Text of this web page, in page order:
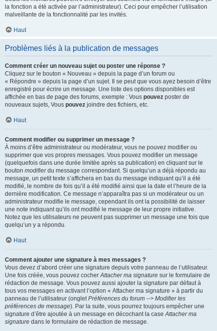
la fonction a été activée par l’administrateur). Ceci pour empêcher l’utilisation
malveillante de la fonctionnalité par les invités.
Haut
Problèmes liés à la publication de messages
Comment créer un nouveau sujet ou poster une réponse ?
Cliquez sur le bouton « Nouveau » depuis la page d’un forum ou
« Répondre » depuis la page d’un sujet. Il se peut que vous ayez besoin d’être
enregistré pour écrire un message. Une liste des options disponibles est
affichée en bas de page des forums, exemple : Vous pouvez poster de
nouveaux sujets, Vous pouvez joindre des fichiers, etc.
Haut
Comment modifier ou supprimer un message ?
À moins d’être administrateur ou modérateur, vous ne pouvez modifier ou
supprimer que vos propres messages. Vous pouvez modifier un message
(quelquefois dans une durée limitée après sa publication) en cliquant sur le
bouton modifierdu message correspondant. Si quelqu’un a déjà répondu au
message, un petit texte s’affichera en bas du message indiquant qu’il a été
modifié, le nombre de fois qu’il a été modifié ainsi que la date et l’heure de la
dernière modification. Ce message n’apparaîtra pas si un modérateur ou un
administrateur modifie le message, cependant ils ont la possibilité de laisser
une note indiquant qu’ils ont modifié le message de leur propre initiative.
Notez que les utilisateurs ne peuvent pas supprimer un message une fois que
quelqu’un y a répondu.
Haut
Comment ajouter une signature à mes messages ?
Vous devez d’abord créer une signature depuis votre panneau de l’utilisateur.
Une fois créée, vous pouvez cocherAttacher ma signature sur le formulaire de
rédaction de message. Vous pouvez aussi ajouter la signature par défaut à
tous vos messages en activant l’option « Attacher ma signature » à partir du
panneau de l’utilisateur (ongletPréférences du forum --> Modifier les
préférences de message). Par la suite, vous pourrez toujours empêcher une
signature d’être ajoutée à un message en décochant la caseAttacher ma
signature dans le formulaire de rédaction de message.